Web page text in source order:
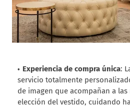
Experiencia de compra única:
servicio totalmente
de imagen que acompañan a
elección del vestido, cuidando